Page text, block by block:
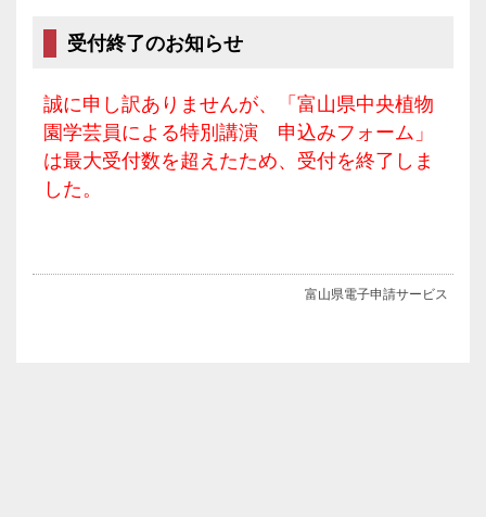
受付終了のお知らせ
誠に申し訳ありませんが、「富山県中央植物
園学芸員による特別講演 申込みフォーム」
は最大受付数を超えたため、受付を終了しま
した。
富山県電子申請サービス